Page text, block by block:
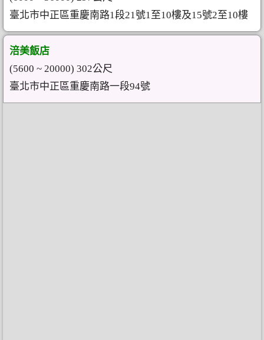
臺北市中正區重慶南路1段21號1至10樓及15號2至10樓
涪美飯店
(5600 ~ 20000) 302公尺
臺北市中正區重慶南路一段94號